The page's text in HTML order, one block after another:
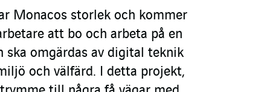
Monacos storlek och kommer
att bo och arbeta på en
ska omgärdas av digital teknik
och välfärd. I detta projekt,